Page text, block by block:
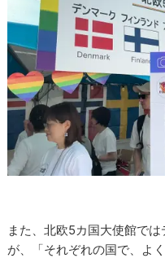
また、北欧5カ国大使館で
が、「それぞれの国で、よ